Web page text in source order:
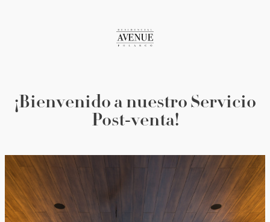
¡Bienvenido a nuestro Servicio
Post-venta!